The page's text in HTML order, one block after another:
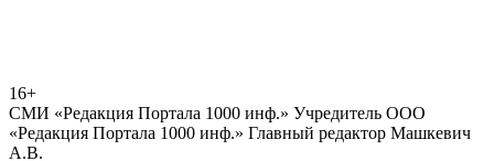
16+
СМИ «Редакция Портала 1000 инф.» Учредитель ООО
«Редакция Портала 1000 инф.» Главный редактор Машкевич
А.В.